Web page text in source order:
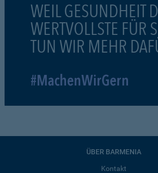
WEIL GESUNDHEIT
WERTVOLLSTE FÜR
TUN WIR MEHR
#MachenWirGern
ÜBER BARMENIA
Kontakt